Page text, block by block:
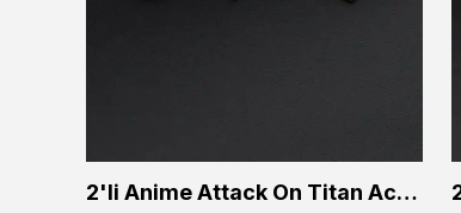
2'li Anime Attack On Titan Acrylic Maria Anime Naruto Erkek Kadın Kolye Seti